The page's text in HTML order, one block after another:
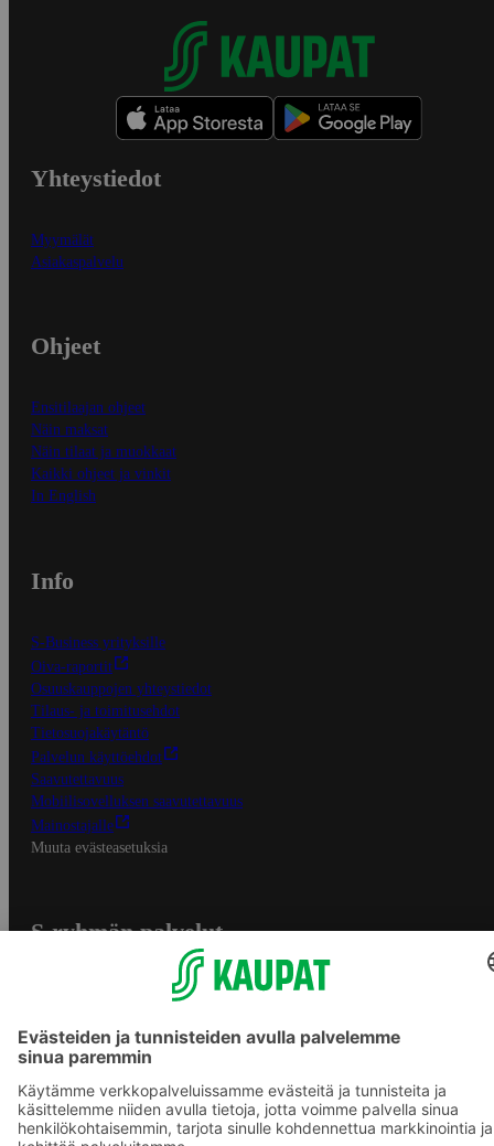
Yhteystiedot
Myymälät
Asiakaspalvelu
Ohjeet
Ensitilaajan ohjeet
Näin maksat
Näin tilaat ja muokkaat
Kaikki ohjeet ja vinkit
In English
Info
S-Business yrityksille
Oiva-raportit
Osuuskauppojen yhteystiedot
Tilaus- ja toimitusehdot
Tietosuojakäytäntö
Palvelun käyttöehdot
Saavutettavuus
Mobiilisovelluksen saavutettavuus
Mainostajalle
Muuta evästeasetuksia
S-ryhmän palvelut
Yhteishyvä Ruoka -sovellus
S-ostoslista -sovellus
Prisma.fi
Sokos.fi
S-Pankki